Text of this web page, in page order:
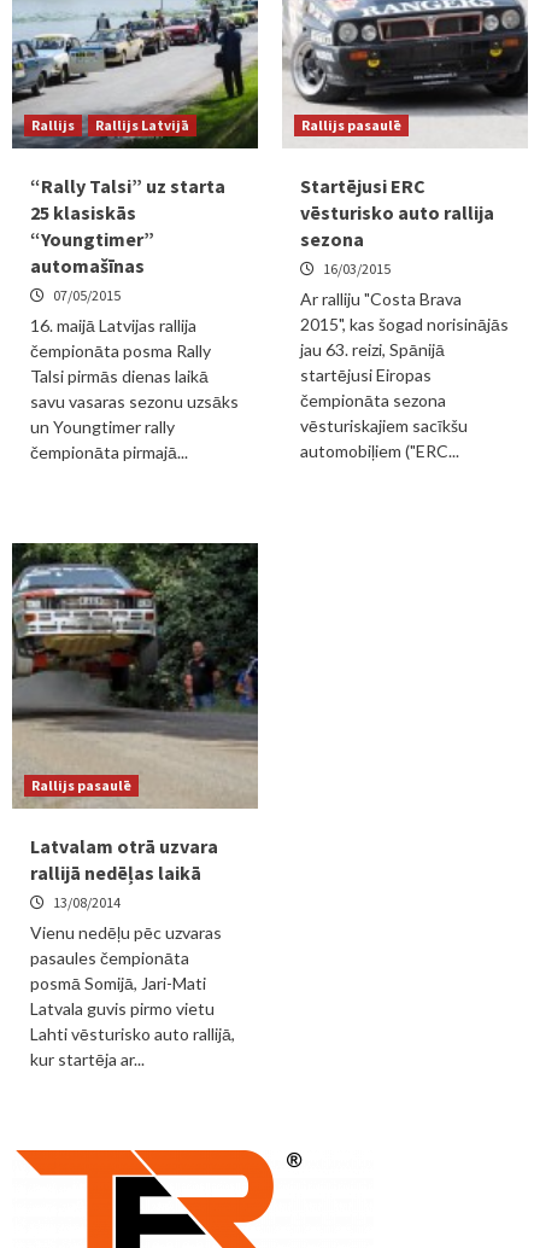
Rallijs Rallijs Latvijā
“Rally Talsi” uz starta
25 klasiskās
“Youngtimer”
automašīnas
07/05/2015
16. maijā Latvijas rallija
čempionāta posma Rally
Talsi pirmās dienas laikā
savu vasaras sezonu uzsāks
un Youngtimer rally
čempionāta pirmajā...
Rallijs pasaulē
Startējusi ERC
vēsturisko auto rallija
sezona
16/03/2015
Ar ralliju "Costa Brava
2015", kas šogad norisinājās
jau 63. reizi, Spānijā
startējusi Eiropas
čempionāta sezona
vēsturiskajiem sacīkšu
automobiļiem ("ERC...
Rallijs pasaulē
Latvalam otrā uzvara
rallijā nedēļas laikā
13/08/2014
Vienu nedēļu pēc uzvaras
pasaules čempionāta
posmā Somijā, Jari-Mati
Latvala guvis pirmo vietu
Lahti vēsturisko auto rallijā,
kur startēja ar...